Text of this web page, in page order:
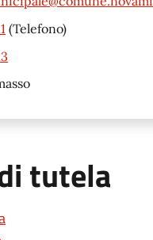
(Telefono)
tutela